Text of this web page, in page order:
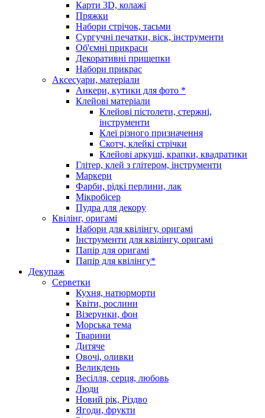
Карти 3D, колажі
Пряжки
Набори стрічок, тасьми
Сургучні печатки, віск, інструменти
Об'ємні прикраси
Декоративні прищепки
Набори прикрас
Аксесуари, матеріали
Анкери, кутики для фото *
Клейові матеріали
Клейові пістолети, стержні,
інструменти
Клеї різного призначення
Скотч, клейкі стрічки
Клейові аркуші, крапки, квадратики
Глітер, клей з глітером, інструменти
Маркери
Фарби, рідкі перлини, лак
Мікробісер
Пудра для декору
Квілінг, оригамі
Набори для квілінгу, оригамі
Інструменти для квілінгу, оригамі
Папір для оригамі
Папір для квілінгу*
Декупаж
Серветки
Кухня, натюрморти
Квіти, рослини
Візерунки, фон
Морська тема
Тварини
Дитяче
Овочі, оливки
Великдень
Весілля, серця, любовь
Люди
Новий рік, Різдво
Ягоди, фрукти